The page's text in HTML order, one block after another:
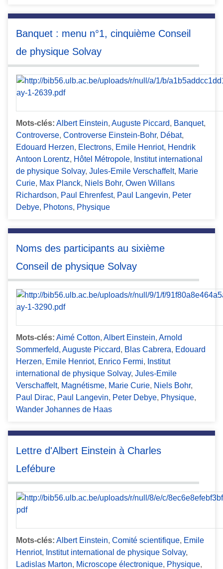
Banquet : menu n°1, cinquième Conseil
de physique Solvay
Mots-clés: Albert Einstein, Auguste Piccard, Banquet,
Controverse, Controverse Einstein-Bohr, Débat,
Edouard Herzen, Electrons, Emile Henriot, Hendrik
Antoon Lorentz, Hôtel Métropole, Institut international
de physique Solvay, Jules-Emile Verschaffelt, Marie
Curie, Max Planck, Niels Bohr, Owen Willans
Richardson, Paul Ehrenfest, Paul Langevin, Peter
Debye, Photons, Physique
Noms des participants au sixième
Conseil de physique Solvay
Mots-clés: Aimé Cotton, Albert Einstein, Arnold
Sommerfeld, Auguste Piccard, Blas Cabrera, Edouard
Herzen, Emile Henriot, Enrico Fermi, Institut
international de physique Solvay, Jules-Emile
Verschaffelt, Magnétisme, Marie Curie, Niels Bohr,
Paul Dirac, Paul Langevin, Peter Debye, Physique,
Wander Johannes de Haas
Lettre d'Albert Einstein à Charles
Lefébure
Mots-clés: Albert Einstein, Comité scientifique, Emile
Henriot, Institut international de physique Solvay,
Ladislas Marton, Microscope électronique, Physique,